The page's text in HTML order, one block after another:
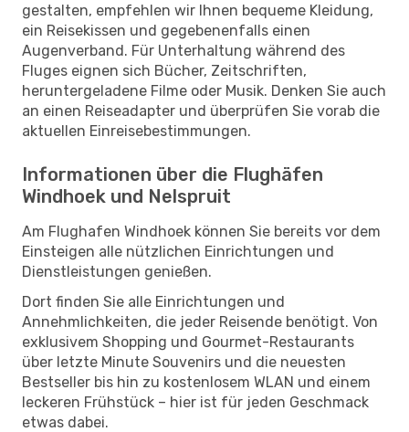
gestalten, empfehlen wir Ihnen bequeme Kleidung,
ein Reisekissen und gegebenenfalls einen
Augenverband. Für Unterhaltung während des
Fluges eignen sich Bücher, Zeitschriften,
heruntergeladene Filme oder Musik. Denken Sie auch
an einen Reiseadapter und überprüfen Sie vorab die
aktuellen Einreisebestimmungen.
Informationen über die Flughäfen
Windhoek und Nelspruit
Am Flughafen Windhoek können Sie bereits vor dem
Einsteigen alle nützlichen Einrichtungen und
Dienstleistungen genießen.
Dort finden Sie alle Einrichtungen und
Annehmlichkeiten, die jeder Reisende benötigt. Von
exklusivem Shopping und Gourmet-Restaurants
über letzte Minute Souvenirs und die neuesten
Bestseller bis hin zu kostenlosem WLAN und einem
leckeren Frühstück – hier ist für jeden Geschmack
etwas dabei.